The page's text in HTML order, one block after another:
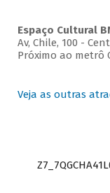
Espaço Cultural
Av, Chile, 100 -
Próximo ao metrô
Veja as outras